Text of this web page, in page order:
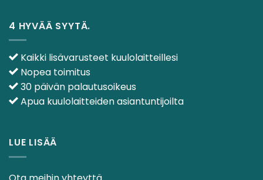
4 HYVÄÄ SYYTÄ.
Kaikki lisävarusteet kuulolaitteillesi
Nopea toimitus
30 päivän palautusoikeus
Apua kuulolaitteiden asiantuntijoilta
LUE LISÄÄ